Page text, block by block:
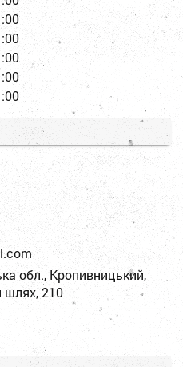
l.com
обл., Кропивницький,
шлях, 210